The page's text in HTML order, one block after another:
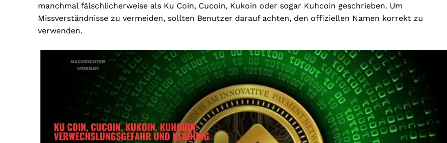
manchmal fälschlicherweise als Ku Coin, Cucoin, Kukoin oder sogar Kuhcoin geschrieben. Um
Missverständnisse zu vermeiden, sollten Benutzer darauf achten, den offiziellen Namen korrekt zu
verwenden.